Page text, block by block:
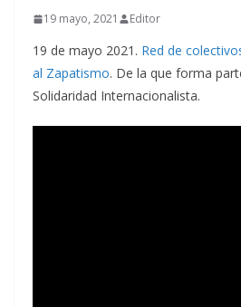
19 mayo, 2021 Editor
19 de mayo 2021. Red de
al Zapatismo. De la que forma
Solidaridad Internacionalista.